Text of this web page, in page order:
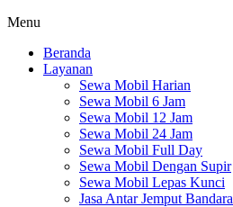
Menu
Beranda
Layanan
Sewa Mobil Harian
Sewa Mobil 6 Jam
Sewa Mobil 12 Jam
Sewa Mobil 24 Jam
Sewa Mobil Full Day
Sewa Mobil Dengan Supir
Sewa Mobil Lepas Kunci
Jasa Antar Jemput Bandara